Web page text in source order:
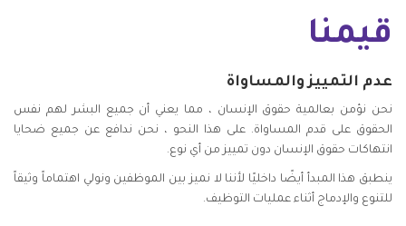
قيمنا
عدم التمييز والمساواة
نحن نؤمن بعالمية حقوق الإنسان ، مما يعني أن جميع البشر لهم نفس
الحقوق على قدم المساواة. على هذا النحو ، نحن ندافع عن جميع ضحايا
انتهاكات حقوق الإنسان دون تمييز من أي نوع.
ينطبق هذا المبدأ أيضًا داخليًا لأننا لا نميز بين الموظفين ونولي اهتماماً وثيقاً
للتنوع والإدماج أثناء عمليات التوظيف.